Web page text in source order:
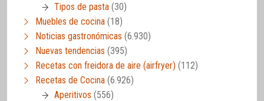
Tipos de pasta (30)
Muebles de cocina (18)
Noticias gastronómicas (6.930)
Nuevas tendencias (395)
Recetas con freidora de aire (airfryer) (112)
Recetas de Cocina (6.926)
Aperitivos (556)